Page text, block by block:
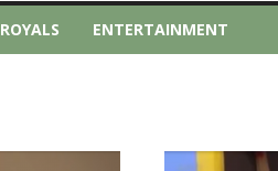
ROYALS ENTERTAINMENT